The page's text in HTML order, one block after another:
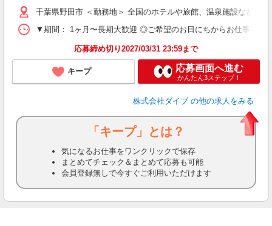
千葉県野田市 ＜勤務地＞ 全国のホテルや旅館、温泉施設など勤
▼期間： 1ヶ月〜長期大歓迎 ◎ご希望のお日にちからお仕事開
応募締め切り2027/03/31 23:59まで
キープ 応募画面へ進む
かんたん3ステップ！
株式会社ダイブ の他の求人をみる
「キープ」とは？
気になるお仕事をワンクリックで保存
まとめてチェック＆まとめて応募も可能
会員登録無しで今すぐご利用いただけます